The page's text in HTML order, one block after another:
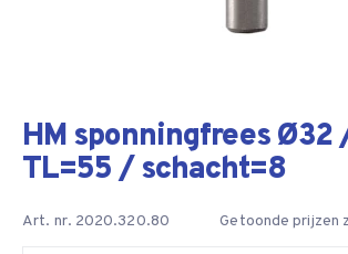
HM sponningfrees Ø32
TL=55 / schacht=8
Art. nr. 2020.320.80 Getoonde prijzen